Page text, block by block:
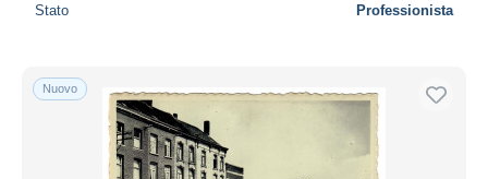
Stato Professionista
Nuovo